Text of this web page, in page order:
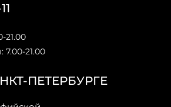
ПЕТЕРБУРГЕ
21.00
21.00